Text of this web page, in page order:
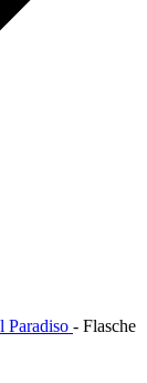
Paradiso - Flasche